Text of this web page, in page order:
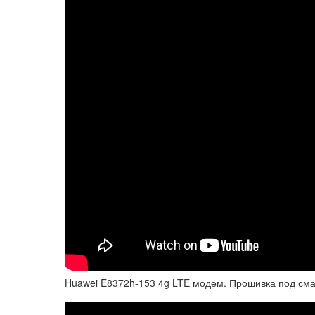
Huawei E8372h-153 4g LTE модем. Прошивка под